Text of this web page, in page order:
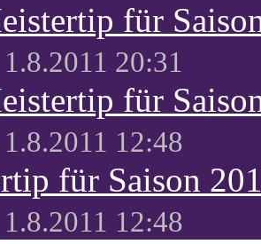
für
1.8.2011 20:31
für
1.8.2011 12:48
für Saison
1.8.2011 12:48